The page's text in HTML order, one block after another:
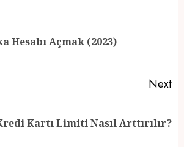
Hesabı Açmak (2023)
Next
Kartı Limiti Nasıl Arttırılır?